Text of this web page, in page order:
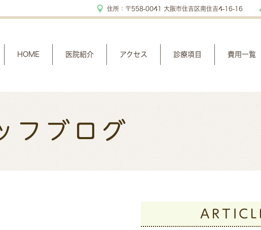
住所：〒558-0041 大阪市住吉区南住吉4-16-16
HOME 医院紹介 アクセス 診療項目 費用一覧
フブログ